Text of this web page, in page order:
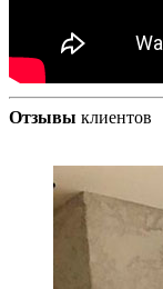
Отзывы клиентов